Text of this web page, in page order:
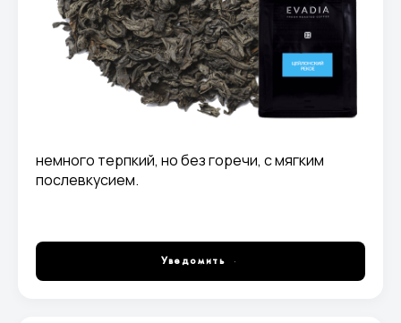
немного терпкий, но без горечи, с мягким
послевкусием.
Уведомить